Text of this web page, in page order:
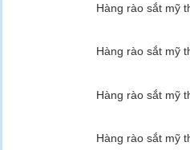
Hàng rào sắt mỹ
Hàng rào sắt mỹ
Hàng rào sắt mỹ
Hàng rào sắt mỹ